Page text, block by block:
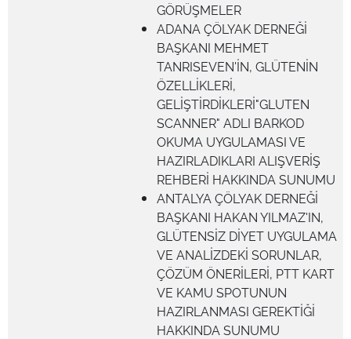
GÖRÜŞMELER
ADANA ÇÖLYAK DERNEĞİ
BAŞKANI MEHMET
TANRISEVEN'İN, GLÜTENİN
ÖZELLİKLERİ,
GELİŞTİRDİKLERİ"GLUTEN
SCANNER" ADLI BARKOD
OKUMA UYGULAMASI VE
HAZIRLADIKLARI ALIŞVERİŞ
REHBERİ HAKKINDA SUNUMU
ANTALYA ÇÖLYAK DERNEĞİ
BAŞKANI HAKAN YILMAZ'IN,
GLÜTENSİZ DİYET UYGULAMA
VE ANALİZDEKİ SORUNLAR,
ÇÖZÜM ÖNERİLERİ, PTT KART
VE KAMU SPOTUNUN
HAZIRLANMASI GEREKTİĞİ
HAKKINDA SUNUMU